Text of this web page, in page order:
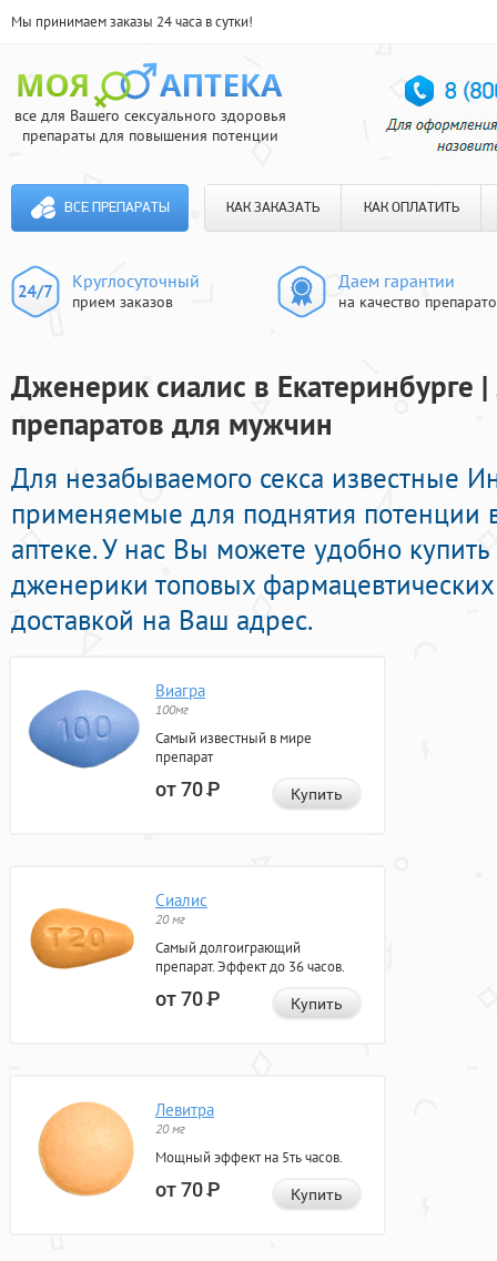
Мы принимаем заказы 24 часа в сутки!
все для Вашего сексуального здоровья
препараты для повышения потенции
ВСЕ ПРЕПАРАТЫ КАК ЗАКАЗАТЬ КАК ОПЛАТИТЬ
Круглосуточный
прием заказов
Даем гарантии
на качество
Дженерик сиалис в Екатеринбурге
препаратов для мужчин
Для незабываемого секса известные
применяемые для поднятия потенции
аптеке. У нас Вы можете удобно
дженерики топовых
доставкой на Ваш адрес.
Виагра
100мг
Самый известный в мире
препарат
от 70Р Купить
Сиалис
20 мг
Самый долгоиграющий
препарат. Эффект до 36 часов.
от 70Р Купить
Левитра
20 мг
Мощный эффект на 5ть часов.
от 70Р Купить